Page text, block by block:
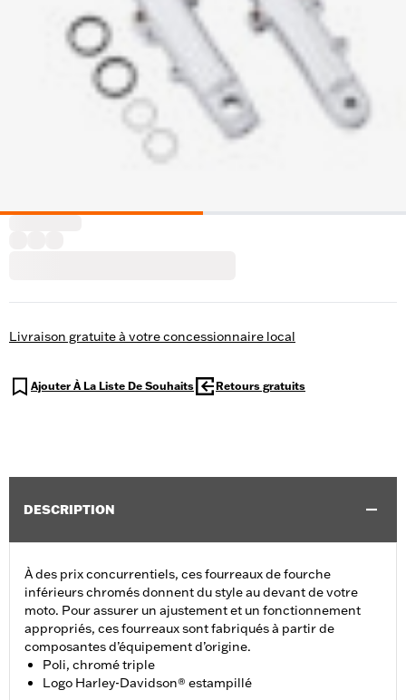
Livraison gratuite à votre concessionnaire local
Ajouter À La Liste De Souhaits Retours gratuits
DESCRIPTION
À des prix concurrentiels, ces fourreaux de fourche
inférieurs chromés donnent du style au devant de votre
moto. Pour assurer un ajustement et un fonctionnement
appropriés, ces fourreaux sont fabriqués à partir de
composantes d’équipement d’origine.
Poli, chromé triple
Logo Harley-Davidson® estampillé